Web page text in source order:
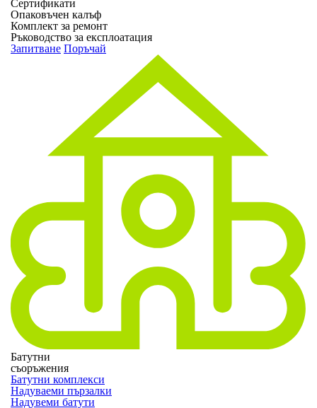
Сертификати
Опаковъчен калъф
Комплект за ремонт
Ръководство за експлоатация
Запитване Поръчай
Батутни
съоръжения
Батутни комплекси
Надуваеми пързалки
Надувеми батути